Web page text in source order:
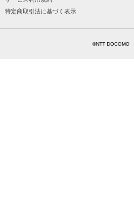
特定商取引法に基づく表示
©NTT DOCOMO